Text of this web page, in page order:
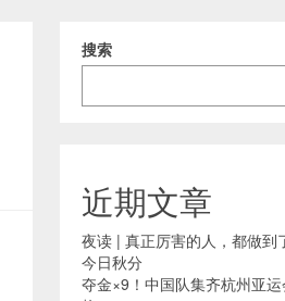
搜索
近期文章
夜读 | 真正厉害的人，都做到
今日秋分
夺金×9！中国队集齐杭州亚